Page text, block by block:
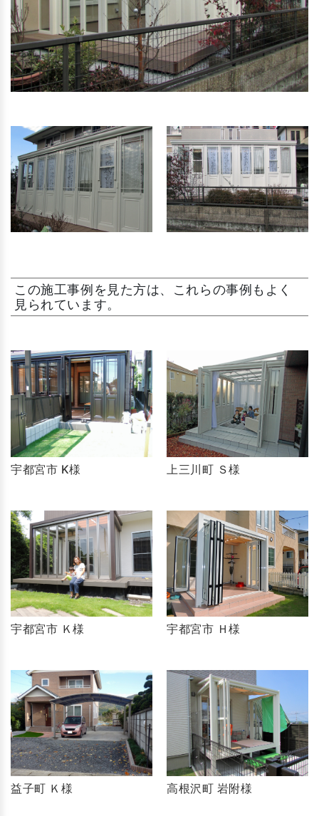
この施工事例を見た方は、これらの事例もよく
見られています。
宇都宮市 K様 上三川町 Ｓ様
宇都宮市 Ｋ様 宇都宮市 Ｈ様
益子町 Ｋ様 高根沢町 岩附様